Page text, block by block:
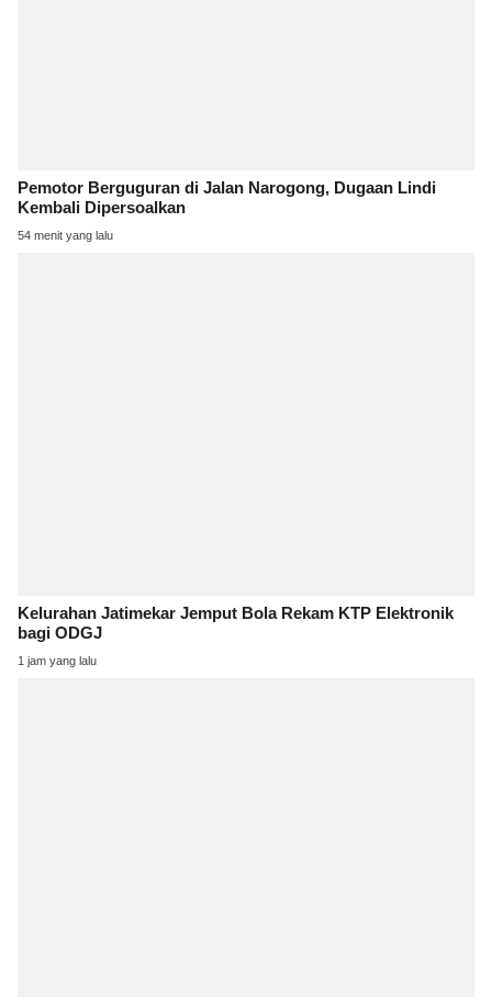
Pemotor Berguguran di Jalan Narogong, Dugaan Lindi
Kembali Dipersoalkan
54 menit yang lalu
Kelurahan Jatimekar Jemput Bola Rekam KTP Elektronik
bagi ODGJ
1 jam yang lalu